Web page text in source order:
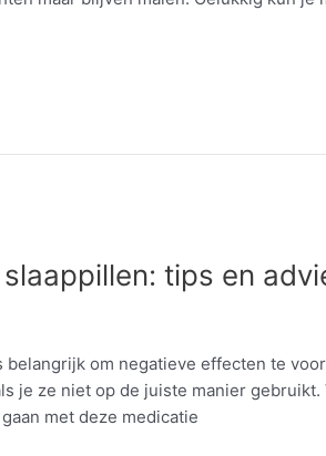
tips en
om negatieve effecten te
je ze niet op de juiste manier
met deze medicatie